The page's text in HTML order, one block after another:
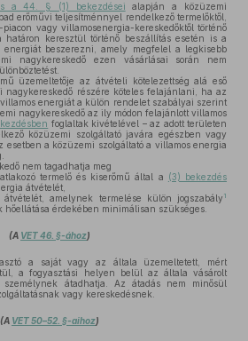
a 44. § (1) bekezdései alapján a közüzemi
erőművi teljesítménnyel rendelkező termelőktől,
vagy villamosenergia-kereskedőktől történő
határon keresztül történő beszállítás esetén is a
energiát beszerezni, amely megfelel a legkisebb
nagykereskedő ezen vásárlásai során nem
üzemeltetője az átvételi kötelezettség alá eső
nagykereskedő részére köteles felajánlani, ha az
energiát a külön rendelet szabályai szerint
nagykereskedő az ily módon felajánlott villamos
foglaltak kivételével – az adott területen
közüzemi szolgáltató javára egészben vagy
esetben a közüzemi szolgáltató a villamos energia
nem tagadhatja meg
termelő és kiserőmű által a (3) bekezdés
átvételét,
amelynek termelése külön jogszabály 1
érdekében minimálisan szükséges.
(A VET 46. §-ához)
a saját vagy az általa üzemeltetett, mért
a fogyasztási helyen belül az általa vásárolt
átadhatja. Az átadás nem minősül
vagy kereskedésnek.
(A VET 50–52. §-aihoz)